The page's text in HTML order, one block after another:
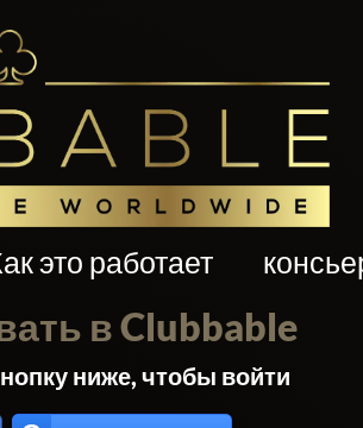
это работает
в Clubbable
ниже, чтобы войти